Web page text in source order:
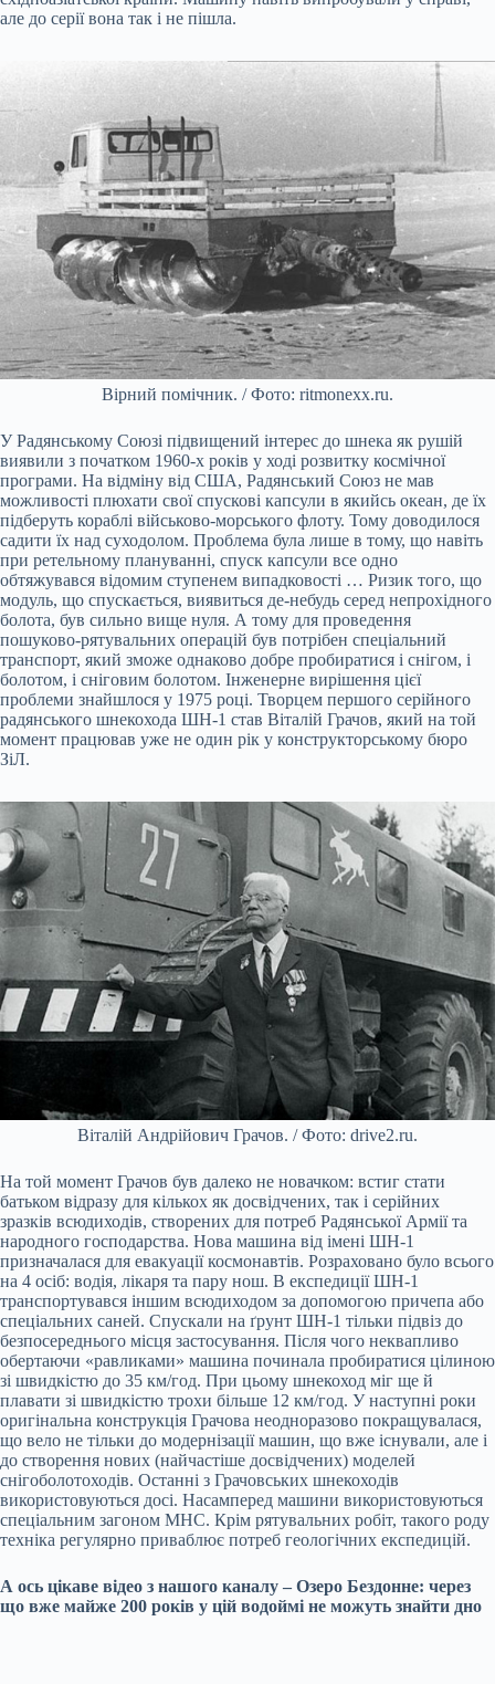
але до серії вона так і не пішла.
Вірний помічник. / Фото: ritmonexx.ru.
У Радянському Союзі підвищений інтерес до шнека як рушій
виявили з початком 1960-х років у ході розвитку космічної
програми. На відміну від США, Радянський Союз не мав
можливості плюхати свої спускові капсули в якийсь океан, де їх
підберуть кораблі військово-морського флоту. Тому доводилося
садити їх над суходолом. Проблема була лише в тому, що навіть
при ретельному плануванні, спуск капсули все одно
обтяжувався відомим ступенем випадковості … Ризик того, що
модуль, що спускається, виявиться де-небудь серед непрохідного
болота, був сильно вище нуля. А тому для проведення
пошуково-рятувальних операцій був потрібен спеціальний
транспорт, який зможе однаково добре пробиратися і снігом, і
болотом, і сніговим болотом. Інженерне вирішення цієї
проблеми знайшлося у 1975 році. Творцем першого серійного
радянського шнекохода ШН-1 став Віталій Грачов, який на той
момент працював уже не один рік у конструкторському бюро
ЗіЛ.
Віталій Андрійович Грачов. / Фото: drive2.ru.
На той момент Грачов був далеко не новачком: встиг стати
батьком відразу для кількох як досвідчених, так і серійних
зразків всюдиходів, створених для потреб Радянської Армії та
народного господарства. Нова машина від імені ШН-1
призначалася для евакуації космонавтів. Розраховано було всього
на 4 осіб: водія, лікаря та пару нош. В експедиції ШН-1
транспортувався іншим всюдиходом за допомогою причепа або
спеціальних саней. Спускали на ґрунт ШН-1 тільки підвіз до
безпосереднього місця застосування. Після чого неквапливо
обертаючи «равликами» машина починала пробиратися цілиною
зі швидкістю до 35 км/год. При цьому шнекоход міг ще й
плавати зі швидкістю трохи більше 12 км/год. У наступні роки
оригінальна конструкція Грачова неодноразово покращувалася,
що вело не тільки до модернізації машин, що вже існували, але і
до створення нових (найчастіше досвідчених) моделей
снігоболотоходів. Останні з Грачовських шнекоходів
використовуються досі. Насамперед машини використовуються
спеціальним загоном МНС. Крім рятувальних робіт, такого роду
техніка регулярно приваблює потреб геологічних експедицій.
А ось цікаве відео з нашого каналу – Озеро Бездонне: через
що вже майже 200 років у цій водоймі не можуть знайти дно